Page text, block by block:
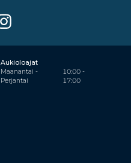
Aukioloajat
Maanantai -
Perjantai
10:00 -
17:00